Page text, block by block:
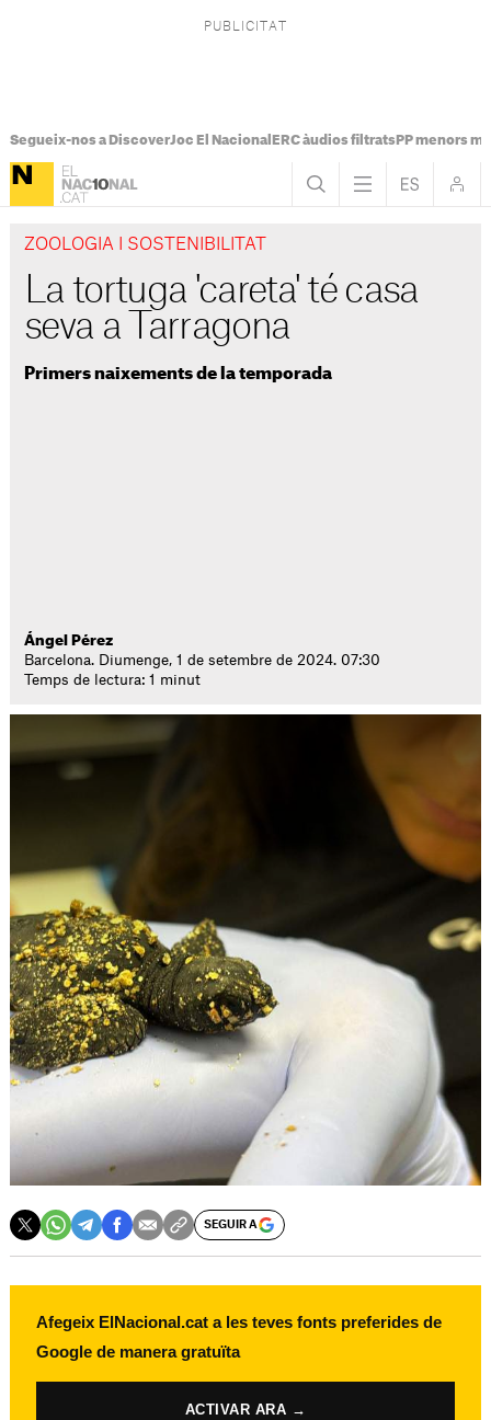
Segueix-nos a DiscoverJoc El Nacional ERC àudios filtratsPP menors
ZOOLOGIA I SOSTENIBILITAT
La tortuga 'careta' té casa
seva a Tarragona
Primers naixements de la temporada
Ángel Pérez
Barcelona. Diumenge, 1 de setembre de 2024. 07:30
Temps de lectura: 1 minut
SEGUIR A
Afegeix ElNacional.cat a les teves fonts preferides de
Google de manera gratuïta
ACTIVAR ARA →